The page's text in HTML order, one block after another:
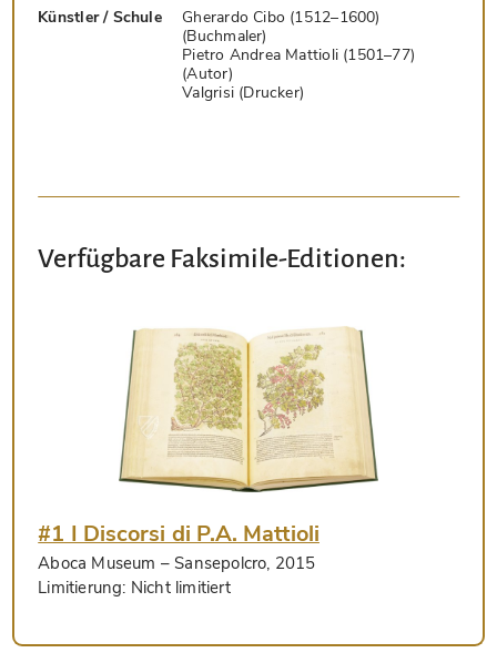
Künstler / Schule
Gherardo Cibo (1512–1600)
(Buchmaler)
Pietro Andrea Mattioli (1501–77)
(Autor)
Valgrisi (Drucker)
Verfügbare Faksimile-Editionen:
#1 I Discorsi di P.A. Mattioli
Aboca Museum – Sansepolcro, 2015
Limitierung: Nicht limitiert